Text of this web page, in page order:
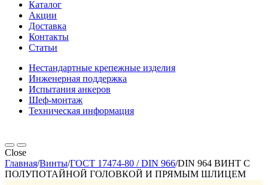
Каталог
Акции
Доставка
Контакты
Статьи
Нестандартные крепежные изделия
Инженерная поддержка
Испытания анкеров
Шеф-монтаж
Техническая информация
Close
Главная/Винты/ГОСТ 17474-80 / DIN 966/DIN 964 ВИНТ С
ПОЛУПОТАЙНОЙ ГОЛОВКОЙ И ПРЯМЫМ ШЛИЦЕМ